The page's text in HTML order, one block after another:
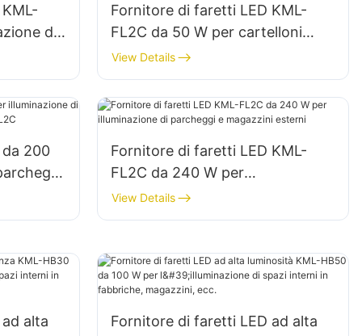
di
in
Fornitore di faretti LED KML-
FL2C da 50 W per cartelloni
pubblicitari esterni e
illuminazione di grandi insegne
View Details
200
FL2C
Fornitore di faretti LED KML-
FL2C da 240 W per
illuminazione di parcheggi e
magazzini esterni
View Details
alta
Fornitore di faretti LED ad alta